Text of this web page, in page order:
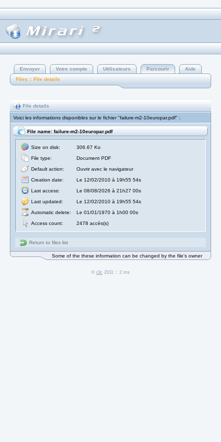
Envoyer Votre compte Utilisateurs Parcourir
Aide
Files :: File details
File details
Voici les informations disponibles sur le fichier "failure-m2-10europar.pdf" :
File name: failure-m2-10europar.pdf
Size on disk:
306.67 Ko
File type:
Document PDF
Default action:
Ouvrir avec le navigateur
Creation date:
Le 12/02/2010 à 19h55 54s
Last access:
Le 08/08/2026 à 21h27 00s
Last updated:
Le 12/02/2010 à 19h55 54s
Automatic delete:
Le 01/01/1970 à 1h00 00s
Access count:
2478 accès(s)
Return to files list
Some of the these information can be changed by the file's owner
© r3c 2011 :: 2 ms